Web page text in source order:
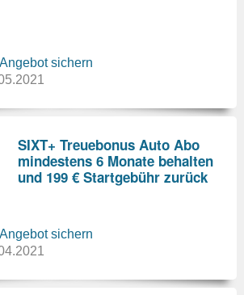
sichern
SIXT+ Treuebonus Auto Abo
mindestens 6 Monate behalten
und 199 € Startgebühr zurück
sichern